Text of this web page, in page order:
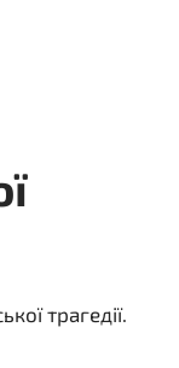
трагедії.